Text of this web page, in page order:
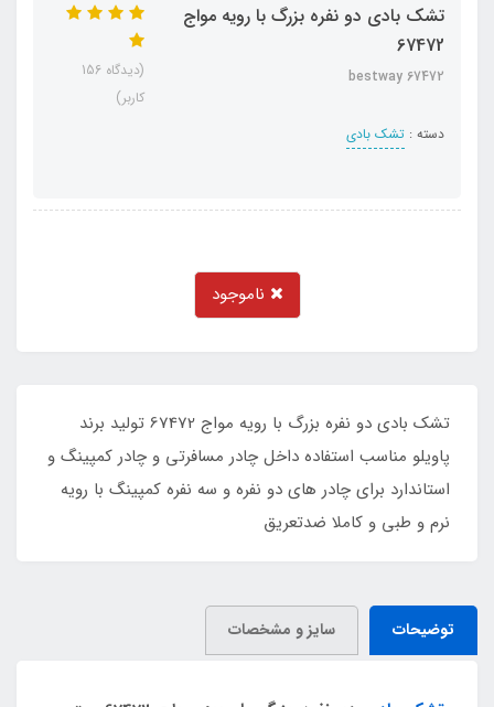
تشک بادی دو نفره بزرگ با رویه مواج
67472
bestway 67472
دسته : تشک بادی
(دیدگاه 156
کاربر)
ناموجود
تشک بادی دو نفره بزرگ با رویه مواج 67472 تولید برند
پاویلو مناسب استفاده داخل چادر مسافرتی و چادر کمپینگ و
استاندارد برای چادر های دو نفره و سه نفره کمپینگ با رویه
نرم و طبی و کاملا ضدتعریق
توضیحات سایز و مشخصات